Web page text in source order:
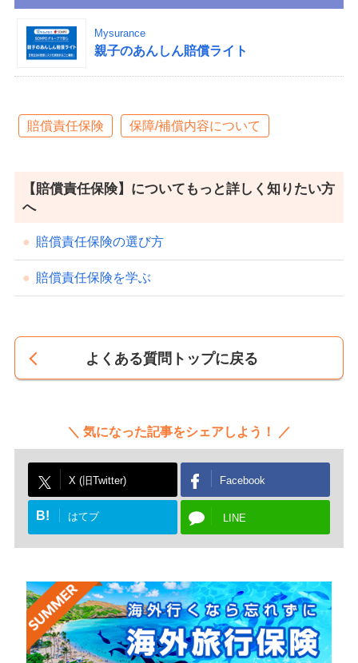
Mysurance
親子のあんしん賠償ライト
賠償責任保険 保障/補償内容について
【賠償責任保険】についてもっと詳しく知りたい方
へ
賠償責任保険の選び方
賠償責任保険を学ぶ
よくある質問トップに戻る
気になった記事をシェアしよう！
X (旧Twitter) Facebook
B! はてブ LINE